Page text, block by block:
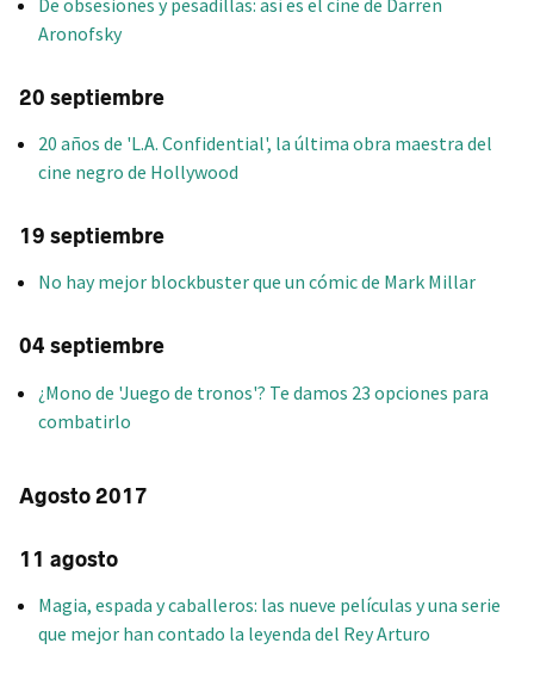
Aronofsky
20 septiembre
20 años de 'L.A. Confidential', la última obra maestra del
cine negro de Hollywood
19 septiembre
No hay mejor blockbuster que un cómic de Mark Millar
04 septiembre
¿Mono de 'Juego de tronos'? Te damos 23 opciones para
combatirlo
Agosto 2017
11 agosto
Magia, espada y caballeros: las nueve películas y una serie
que mejor han contado la leyenda del Rey Arturo